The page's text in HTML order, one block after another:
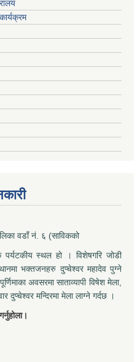
वडाँ नं. ६ (साविकको
पर्यटकीय स्थल हो । विशेषगरि जोडी
भक्तजनहरु दुप्चेश्वर महादेव पुग्ने
अवसरमा साताव्यापी विषेश मेला,
दुप्चेश्वर मन्दिरमा मेला लाग्ने गर्दछ ।